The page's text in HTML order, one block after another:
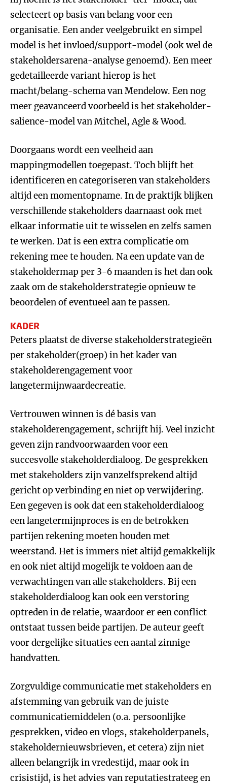
selecteert op basis van belang voor een
organisatie. Een ander veelgebruikt en simpel
model is het invloed/support-model (ook wel de
stakeholdersarena-analyse genoemd). Een meer
gedetailleerde variant hierop is het
macht/belang-schema van Mendelow. Een nog
meer geavanceerd voorbeeld is het stakeholder-
salience-model van Mitchel, Agle & Wood.
Doorgaans wordt een veelheid aan
mappingmodellen toegepast. Toch blijft het
identificeren en categoriseren van stakeholders
altijd een momentopname. In de praktijk blijken
verschillende stakeholders daarnaast ook met
elkaar informatie uit te wisselen en zelfs samen
te werken. Dat is een extra complicatie om
rekening mee te houden. Na een update van de
stakeholdermap per 3-6 maanden is het dan ook
zaak om de stakeholderstrategie opnieuw te
beoordelen of eventueel aan te passen.
KADER
Peters plaatst de diverse stakeholderstrategieën
per stakeholder(groep) in het kader van
stakeholderengagement voor
langetermijnwaardecreatie.
Vertrouwen winnen is dé basis van
stakeholderengagement, schrijft hij. Veel inzicht
geven zijn randvoorwaarden voor een
succesvolle stakeholderdialoog. De gesprekken
met stakeholders zijn vanzelfsprekend altijd
gericht op verbinding en niet op verwijdering.
Een gegeven is ook dat een stakeholderdialoog
een langetermijnproces is en de betrokken
partijen rekening moeten houden met
weerstand. Het is immers niet altijd gemakkelijk
en ook niet altijd mogelijk te voldoen aan de
verwachtingen van alle stakeholders. Bij een
stakeholderdialoog kan ook een verstoring
optreden in de relatie, waardoor er een conflict
ontstaat tussen beide partijen. De auteur geeft
voor dergelijke situaties een aantal zinnige
handvatten.
Zorgvuldige communicatie met stakeholders en
afstemming van gebruik van de juiste
communicatiemiddelen (o.a. persoonlijke
gesprekken, video en vlogs, stakeholderpanels,
stakeholdernieuwsbrieven, et cetera) zijn niet
alleen belangrijk in vredestijd, maar ook in
crisistijd, is het advies van reputatiestrateeg en